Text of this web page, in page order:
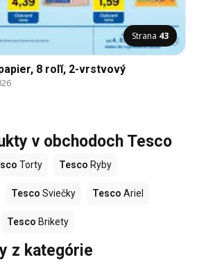
Strana 43
8 roľí, 2-vrstvový
v obchodoch Tesco
Torty Tesco Ryby
Tesco Sviečky Tesco Ariel
Tesco Brikety
z kategórie